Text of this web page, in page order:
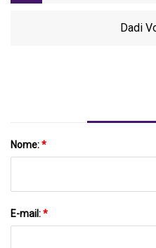
Dadi
Nome:*
E-mail:*